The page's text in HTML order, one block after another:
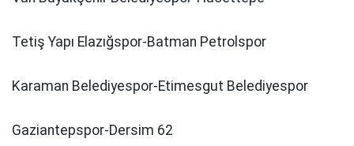
Tetiş Yapı Elazığspor-Batman Petrolspor
Karaman Belediyespor-Etimesgut Belediyespor
Gaziantepspor-Dersim 62